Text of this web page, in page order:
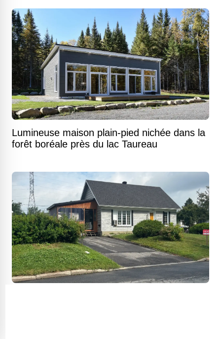
Lumineuse maison plain-pied nichée dans la
forêt boréale près du lac Taureau